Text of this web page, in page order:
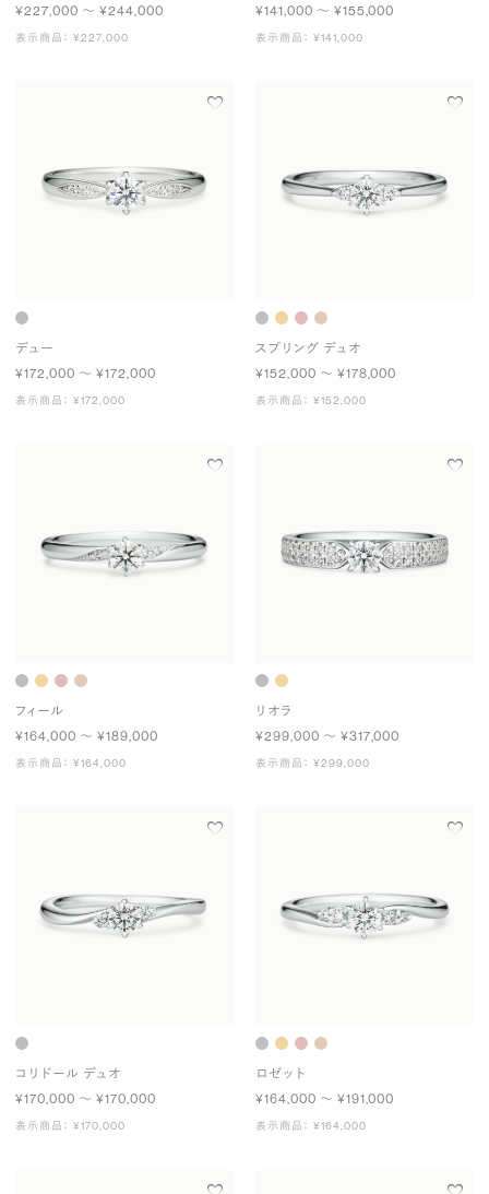
¥227,000 〜 ¥244,000
表示商品： ¥227,000
¥141,000 〜 ¥155,000
表示商品： ¥141,000
デュー
¥172,000 〜 ¥172,000
表示商品： ¥172,000
スプリング デュオ
¥152,000 〜 ¥178,000
表示商品： ¥152,000
フィール
¥164,000 〜 ¥189,000
表示商品： ¥164,000
リオラ
¥299,000 〜 ¥317,000
表示商品： ¥299,000
コリドール デュオ
¥170,000 〜 ¥170,000
表示商品： ¥170,000
ロゼット
¥164,000 〜 ¥191,000
表示商品： ¥164,000